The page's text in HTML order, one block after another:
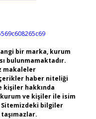
bir marka, kurum
bulunmamaktadır.
makaleler
haber niteliği
kişiler hakkında
kurum ve kişiler ile isim
bilgiler